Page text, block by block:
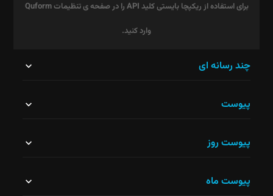
برای استفاده از ریکپچا بایستی کلید API را در صفحه ی تنظیمات Quform
وارد کنید.
نباید
شود.
چند رسانه ای
پیوست
پیوست روز
پیوست ماه